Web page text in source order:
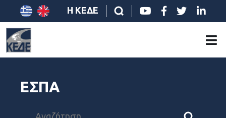
Η ΚΕΔΕ
ΕΣΠΑ